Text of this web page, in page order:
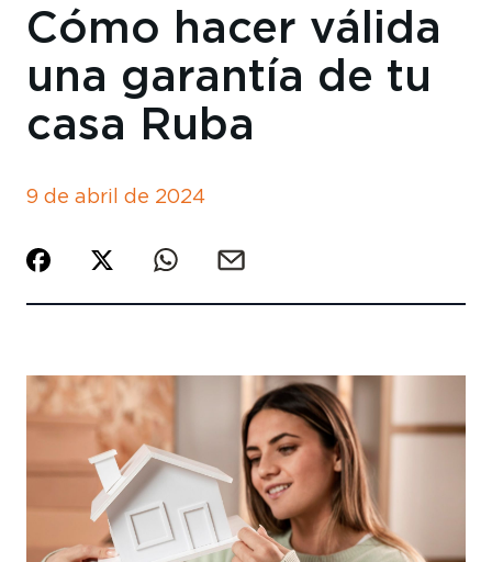
Cómo hacer válida
una garantía de tu
casa Ruba
9 de abril de 2024